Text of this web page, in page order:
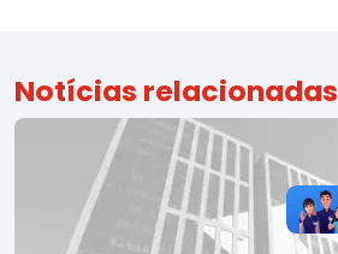
Notícias relacionadas